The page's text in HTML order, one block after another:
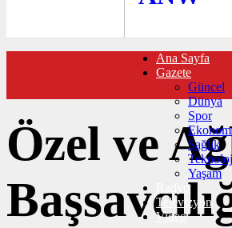
FOTO
VIDEO
TRAFİK
NÖBETÇİ
CANLI
HABER
BURÇLAR
İLETİŞİM
Ana Sayfa
Gazete
Güncel
Dünya
Spor
Sağlık
Yaşam
Radyo
Televizyon
Video
Özel ve